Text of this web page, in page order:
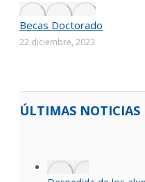
Becas Doctorado
22 diciembre, 2023
ÚLTIMAS NOTICIAS